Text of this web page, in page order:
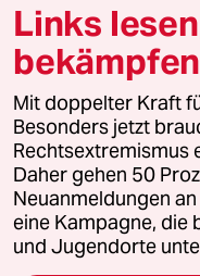
fernverbindung
klima update°
Mauerecho
Freie Rede
reingehen
Links
bekämpfen
Mit doppelter Kraft
Besonders jetzt
Rechtsextremismus
Daher gehen 50
Neuanmeldungen
eine Kampagne, die
und Jugendorte